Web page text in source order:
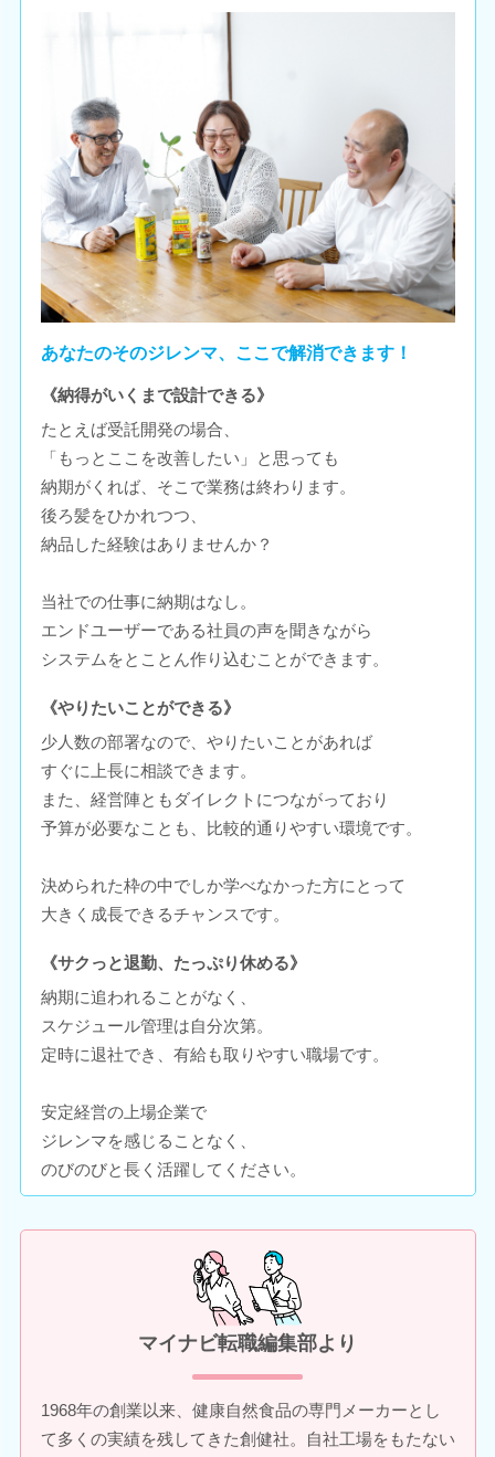
あなたのそのジレンマ、ここで解消できます！
《納得がいくまで設計できる》
たとえば受託開発の場合、
「もっとここを改善したい」と思っても
納期がくれば、そこで業務は終わります。
後ろ髪をひかれつつ、
納品した経験はありませんか？
当社での仕事に納期はなし。
エンドユーザーである社員の声を聞きながら
システムをとことん作り込むことができます。
《やりたいことができる》
少人数の部署なので、やりたいことがあれば
すぐに上長に相談できます。
また、経営陣ともダイレクトにつながっており
予算が必要なことも、比較的通りやすい環境です。
決められた枠の中でしか学べなかった方にとって
大きく成長できるチャンスです。
《サクっと退勤、たっぷり休める》
納期に追われることがなく、
スケジュール管理は自分次第。
定時に退社でき、有給も取りやすい職場です。
安定経営の上場企業で
ジレンマを感じることなく、
のびのびと長く活躍してください。
マイナビ転職編集部より
1968年の創業以来、健康自然食品の専門メーカーとし
て多くの実績を残してきた創健社。自社工場をもたない